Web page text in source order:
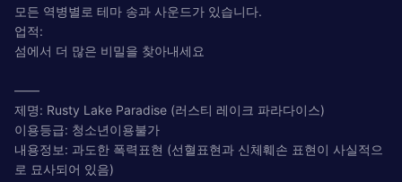
모든 역병별로 테마 송과 사운드가 있습니다.
업적:
섬에서 더 많은 비밀을 찾아내세요
——
제명: Rusty Lake Paradise (러스티 레이크 파라다이스)
이용등급: 청소년이용불가
내용정보: 과도한 폭력표현 (선혈표현과 신체훼손 표현이 사실적으
로 묘사되어 있음)